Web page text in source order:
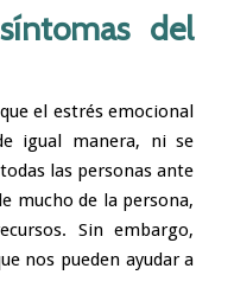
del
el estrés emocional
igual manera, ni se
las personas ante
mucho de la persona,
Sin embargo,
nos pueden ayudar a